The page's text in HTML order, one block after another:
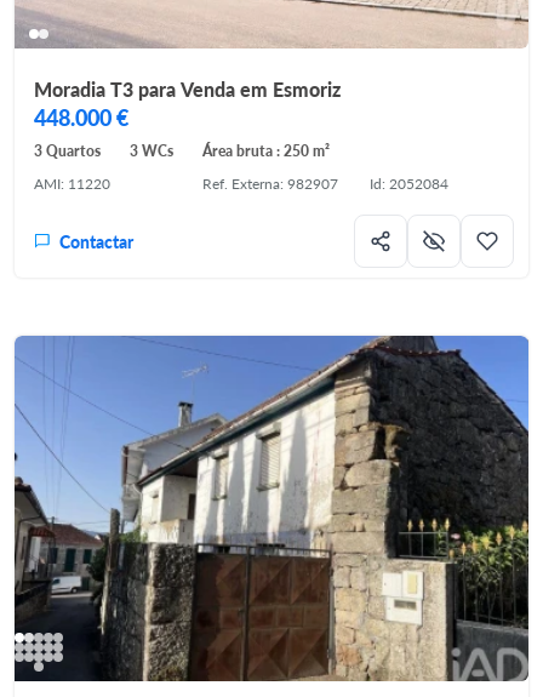
Moradia T3 para Venda em Esmoriz
448.000 €
3 Quartos 3 WCs
Área bruta : 250 m²
AMI: 11220
Ref. Externa: 982907 Id: 2052084
Contactar